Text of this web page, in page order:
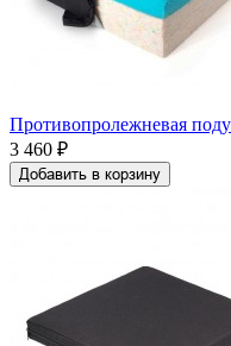
Противопролежневая
3 460 ₽
Добавить в корзину